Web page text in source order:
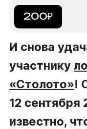
200₽
И снова
участнику
«Столото»!
12 сентября
известно,